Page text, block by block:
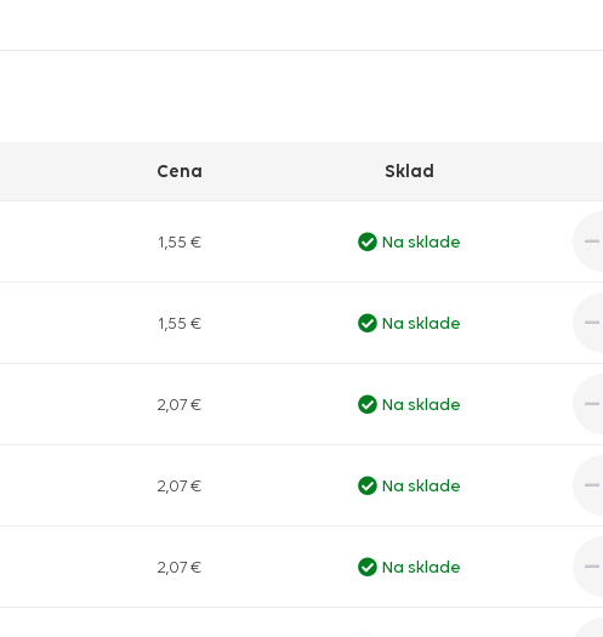
Cena Sklad
1,55 € Na sklade
1,55 € Na sklade
2,07 € Na sklade
2,07 € Na sklade
2,07 € Na sklade